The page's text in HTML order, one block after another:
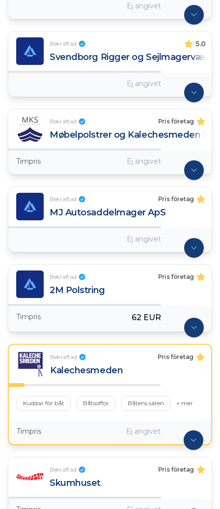
Ej angivet
Bekräftad 5.0
Svendborg Rigger og
Ej angivet
Bekräftad Pris företag
Møbelpolstrer og Kalechesmeden
Timpris Ej angivet
Bekräftad Pris företag
MJ Autosaddelmager ApS
Ej angivet
Bekräftad Pris företag
2M Polstring
Timpris 62 EUR
Bekräftad Pris företag
Kalechesmeden
Kuddar för båt Båtsoffor Båtens säten + mer
Timpris Ej angivet
Bekräftad Pris företag
Skumhuset